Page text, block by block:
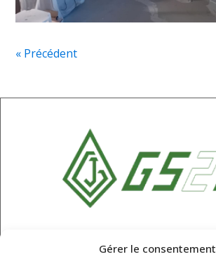
Gérer le consentement
« Précédent
SARL GS2A